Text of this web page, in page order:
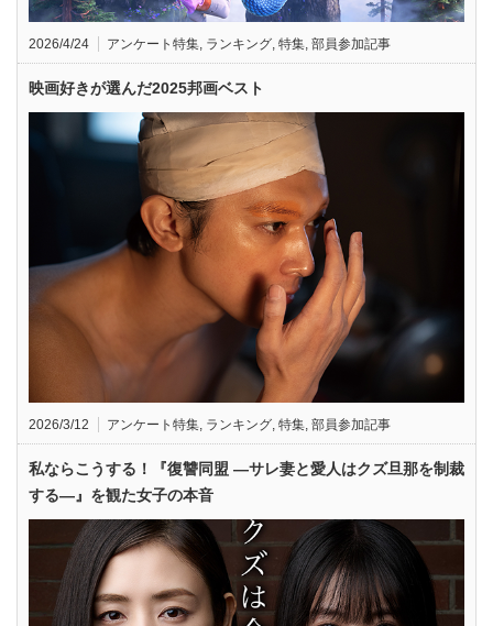
2026/4/24 アンケート特集, ランキング, 特集, 部員参加記事
映画好きが選んだ2025邦画ベスト
2026/3/12 アンケート特集, ランキング, 特集, 部員参加記事
私ならこうする！『復讐同盟 —サレ妻と愛人はクズ旦那を制裁
する—』を観た女子の本音